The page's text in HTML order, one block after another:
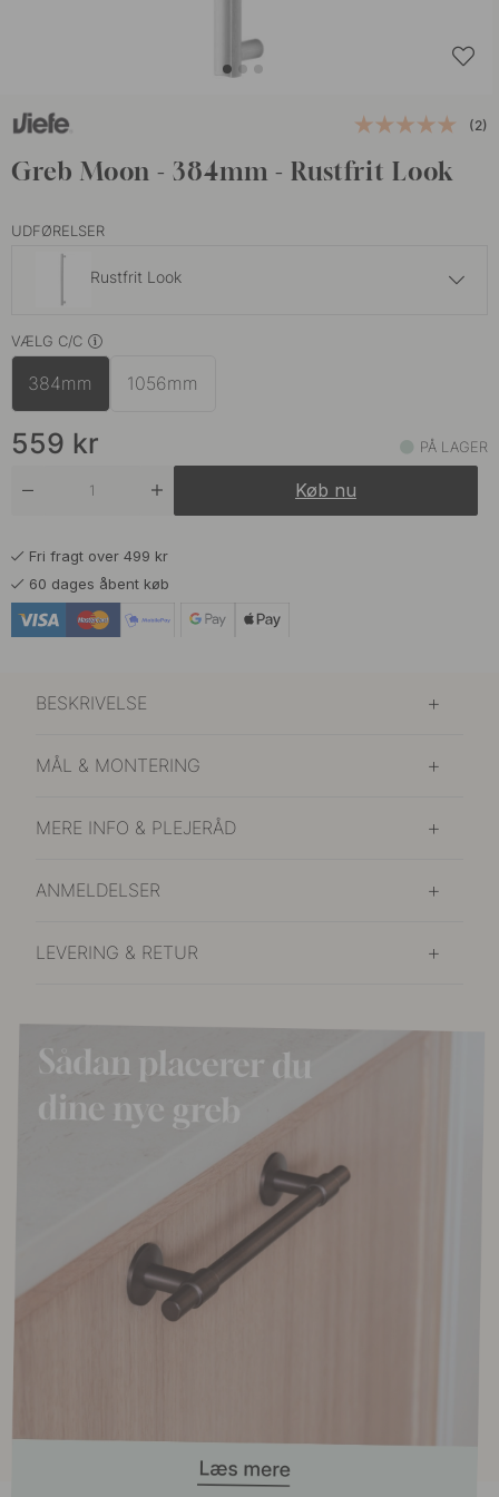
(2)
Greb Moon - 384mm - Rustfrit Look
UDFØRELSER
Rustfrit Look
Børstet Messing
Børstet Sort
VÆLG C/C
384mm 1056mm
559 kr PÅ LAGER
Køb nu
Fri fragt over 499 kr
60 dages åbent køb
BESKRIVELSE
MÅL & MONTERING
MERE INFO & PLEJERÅD
ANMELDELSER
LEVERING & RETUR